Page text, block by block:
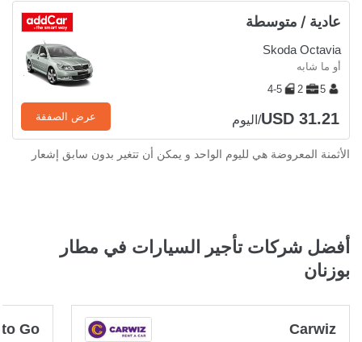
عادية / متوسطة
Skoda Octavia
أو ما شابه
5
2
4-5
USD 31.21/اليوم عرض الصفقة
الأثمنة المعروضة هي لليوم الواحد و يمكن أن تتغير بدون سابق إشعار
أفضل شركات تأجير السيارات في مطار
بوزنان
Carwiz
Go